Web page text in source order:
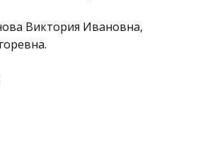
Виктория Ивановна,